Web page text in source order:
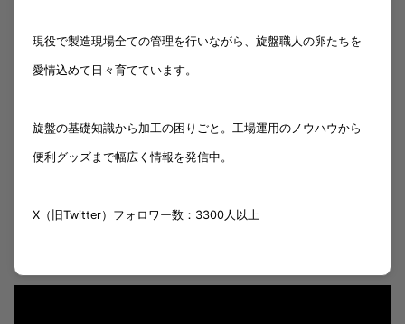
現役で製造現場全ての管理を行いながら、旋盤職人の卵たちを
愛情込めて日々育てています。
旋盤の基礎知識から加工の困りごと。工場運用のノウハウから
便利グッズまで幅広く情報を発信中。
X（旧Twitter）フォロワー数：3300人以上